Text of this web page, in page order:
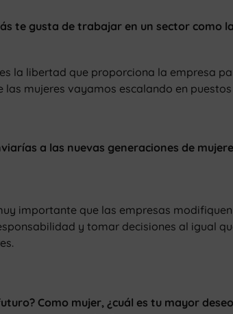
te gusta de trabajar en un sector como
la libertad que proporciona la empresa
las mujeres vayamos escalando en
a las nuevas generaciones de
importante que las empresas
y tomar decisiones al igual
Como mujer, ¿cuál es tu mayor